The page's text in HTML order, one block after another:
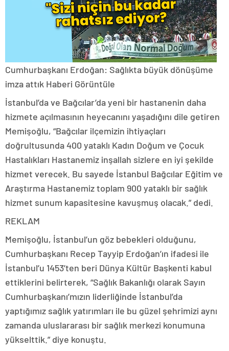
Cumhurbaşkanı Erdoğan: Sağlıkta büyük dönüşüme
imza attık Haberi Görüntüle
İstanbul’da ve Bağcılar’da yeni bir hastanenin daha
hizmete açılmasının heyecanını yaşadığını dile getiren
Memişoğlu, “Bağcılar ilçemizin ihtiyaçları
doğrultusunda 400 yataklı Kadın Doğum ve Çocuk
Hastalıkları Hastanemiz inşallah sizlere en iyi şekilde
hizmet verecek. Bu sayede İstanbul Bağcılar Eğitim ve
Araştırma Hastanemiz toplam 900 yataklı bir sağlık
hizmet sunum kapasitesine kavuşmuş olacak.” dedi.
REKLAM
Memişoğlu, İstanbul’un göz bebekleri olduğunu,
Cumhurbaşkanı Recep Tayyip Erdoğan’ın ifadesi ile
İstanbul’u 1453’ten beri Dünya Kültür Başkenti kabul
ettiklerini belirterek, “Sağlık Bakanlığı olarak Sayın
Cumhurbaşkanı’mızın liderliğinde İstanbul’da
yaptığımız sağlık yatırımları ile bu güzel şehrimizi aynı
zamanda uluslararası bir sağlık merkezi konumuna
yükselttik.” diye konuştu.